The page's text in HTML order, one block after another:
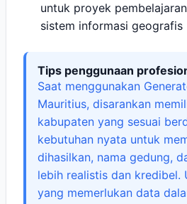
untuk proyek
sistem informasi geografis
Tips penggunaan
Saat menggunakan
Mauritius, disarankan
kabupaten yang sesuai
kebutuhan nyata untuk
dihasilkan, nama gedung,
lebih realistis dan kredibel.
yang memerlukan data